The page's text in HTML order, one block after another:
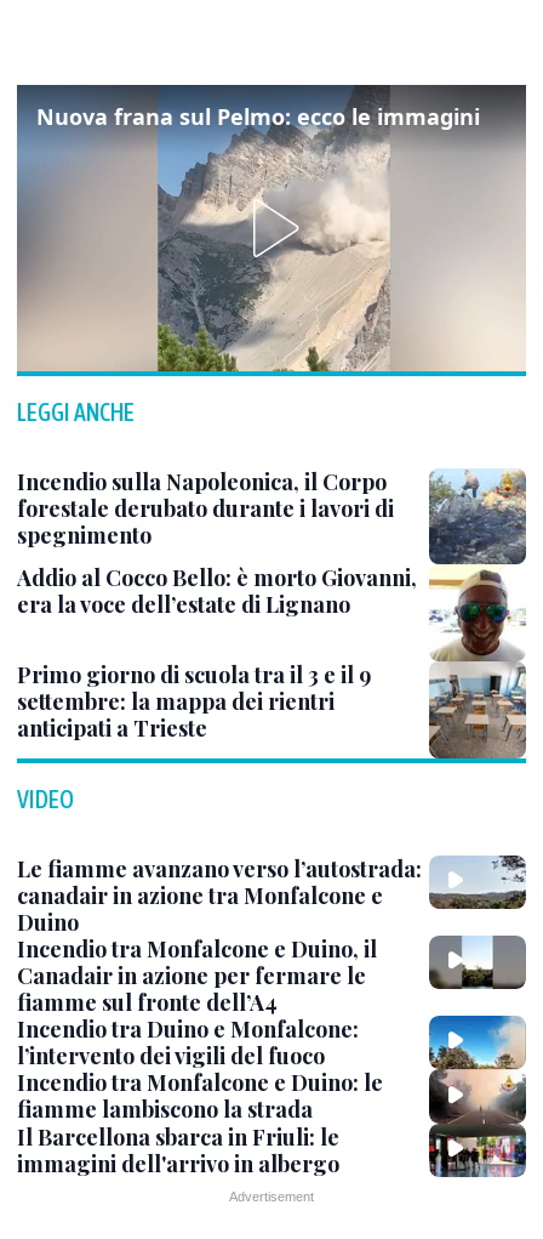
Nuova frana sul Pelmo: ecco le immagini
LEGGI ANCHE
Incendio sulla Napoleonica, il Corpo
forestale derubato durante i lavori di
spegnimento
Addio al Cocco Bello: è morto Giovanni,
era la voce dell’estate di Lignano
Primo giorno di scuola tra il 3 e il 9
settembre: la mappa dei rientri
anticipati a Trieste
VIDEO
Le fiamme avanzano verso l’autostrada:
canadair in azione tra Monfalcone e
Duino
Incendio tra Monfalcone e Duino, il
Canadair in azione per fermare le
fiamme sul fronte dell’A4
Incendio tra Duino e Monfalcone:
l’intervento dei vigili del fuoco
Incendio tra Monfalcone e Duino: le
fiamme lambiscono la strada
Il Barcellona sbarca in Friuli: le
immagini dell'arrivo in albergo